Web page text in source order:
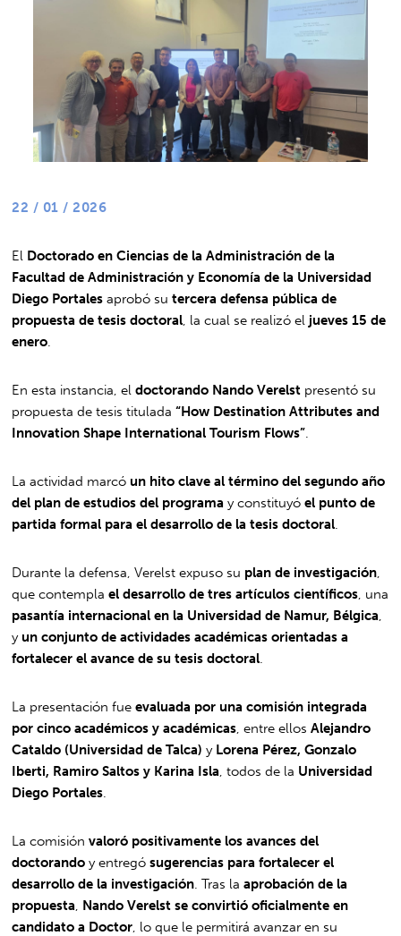
22 / 01 / 2026
El Doctorado en Ciencias de la Administración de la
Facultad de Administración y Economía de la Universidad
Diego Portales aprobó sutercera defensa pública de
propuesta de tesis doctoral , la cual se realizó el jueves 15 de
enero
En esta instancia, eldoctorando Nando Verelst presentó su
propuesta de tesis titulada“How Destination Attributes and
Innovation Shape International Tourism Flows”
La actividad marcó un hito clave al término del segundo año
del plan de estudios del programa y constituyóel punto de
partida formal para el desarrollo de la tesis doctoral
Durante la defensa, Verelst expuso su plan de investigación
que contemplael desarrollo de tres artículos científicos , una
pasantía internacional en la Universidad de Namur, Bélgica
y un conjunto de actividades académicas orientadas a
fortalecer el avance de su tesis doctoral
La presentación fueevaluada por una comisión integrada
por cinco académicos y académicas , entre ellosAlejandro
Cataldo (Universidad de Talca) y Lorena Pérez, Gonzalo
Iberti, Ramiro Saltos y Karina Isla , todos de la Universidad
Diego Portales
La comisiónvaloró positivamente los avances del
doctorando y entregósugerencias para fortalecer el
desarrollo de la investigación . Tras laaprobación de la
propuesta Nando Verelst se convirtió oficialmente en
candidato a Doctor , lo que le permitirá avanzar en su